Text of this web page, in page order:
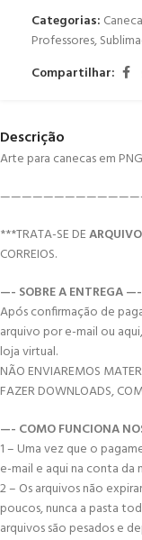
Categorias:
Professores,
Compartilhar:
Descrição
Arte para canecas em
***TRATA-SE DE
CORREIOS.
—- SOBRE A ENTREGA —-
Após confirmação de
arquivo por e-mail ou
loja virtual.
NÃO ENVIAREMOS
FAZER DOWNLOADS,
—- COMO FUNCIONA
1 – Uma vez que o
e-mail e aqui na conta da
2 – Os arquivos não
poucos, nunca a pasta
arquivos são pesados e